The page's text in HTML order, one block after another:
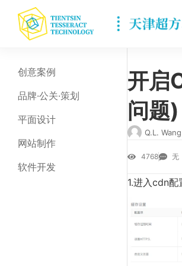
创意案例
品牌·公关·策划
平面设计
网站制作
软件开发
开启
问题)
Q.L. Wang
4768 无
1.进入cdn